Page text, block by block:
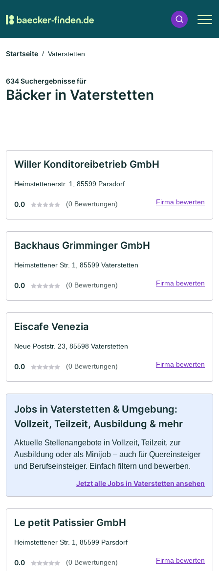
Startseite Vaterstetten
634 Suchergebnisse für
Bäcker in Vaterstetten
Willer Konditoreibetrieb GmbH
Heimstettenerstr. 1, 85599 Parsdorf
0.0 (0 Bewertungen) Firma bewerten
Backhaus Grimminger GmbH
Heimstettener Str. 1, 85599 Vaterstetten
0.0 (0 Bewertungen) Firma bewerten
Eiscafe Venezia
Neue Poststr. 23, 85598 Vaterstetten
0.0 (0 Bewertungen) Firma bewerten
Jobs in Vaterstetten & Umgebung:
Vollzeit, Teilzeit, Ausbildung & mehr
Aktuelle Stellenangebote in Vollzeit, Teilzeit, zur
Ausbildung oder als Minijob – auch für Quereinsteiger
und Berufseinsteiger. Einfach filtern und bewerben.
Jetzt alle Jobs in Vaterstetten ansehen
Le petit Patissier GmbH
Heimstettener Str. 1, 85599 Parsdorf
0.0 (0 Bewertungen) Firma bewerten